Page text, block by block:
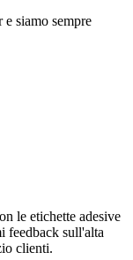
siamo sempre
le etichette adesive
feedback sull'alta
clienti.